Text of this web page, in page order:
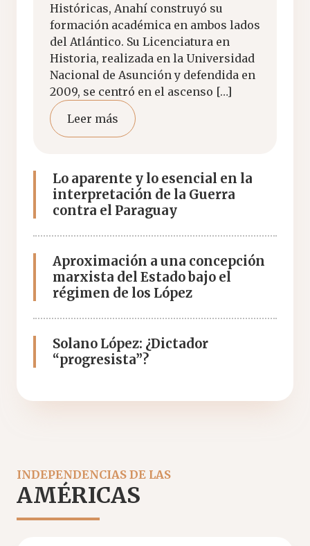
Históricas, Anahí construyó su
formación académica en ambos lados
del Atlántico. Su Licenciatura en
Historia, realizada en la Universidad
Nacional de Asunción y defendida en
2009, se centró en el ascenso […]
Leer más
Lo aparente y lo esencial en la
interpretación de la Guerra
contra el Paraguay
Aproximación a una concepción
marxista del Estado bajo el
régimen de los López
Solano López: ¿Dictador
“progresista”?
INDEPENDENCIAS DE LAS
AMÉRICAS